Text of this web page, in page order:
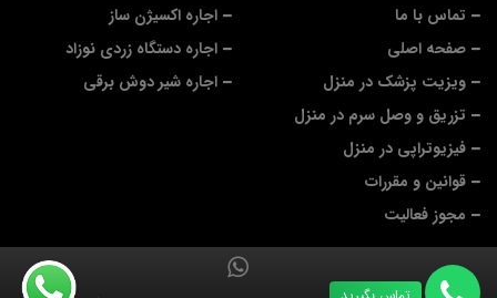
اجاره اکسیژن ساز
اجاره دستگاه زردی نوزاد
اجاره شیر دوش برقی
تماس با ما
صفحه اصلی
ویزیت پزشک در منزل
تزریق و وصل سرم در منزل
فیزیوتراپی در منزل
قوانین و مقررات
مجوز فعالیت